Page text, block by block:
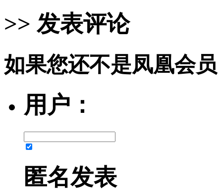
>> 发表评论
如果您还不是凤凰会
用户：
匿名发表